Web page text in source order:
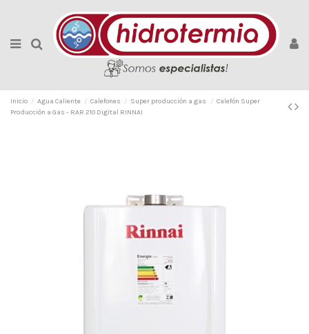
Inicio Agua Caliente Calefones Super producción a gas
Calefón Super
Producción a Gas - RAR 210 Digital RINNAI